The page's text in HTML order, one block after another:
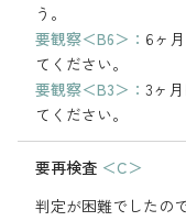
う。
要観察＜B6＞： 6ヶ
てください。
要観察＜B3＞： 3ヶ
てください。
要再検査 ＜C＞
判定が困難でしたの